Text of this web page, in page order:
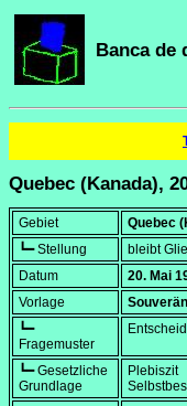
Banca de
Quebec (Kanada),
Gebiet
Quebec
┗━ Stellung
bleibt
Datum
20. Mai
Vorlage
┗━
Fragemuster
┗━ Gesetzliche
Grundlage